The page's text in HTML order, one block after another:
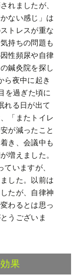
れましたが、
ない感じ」は
トレスが重な
持ちの問題も
性頻尿や自律
鍼灸院を探し
ら夜中に起き
を過ぎた頃に
れる日が出て
「またトイレ
が減ったこと
き、会議中も
増えました。
いますが、
した。以前は
たが、自律神
わるとは思っ
うございま
果